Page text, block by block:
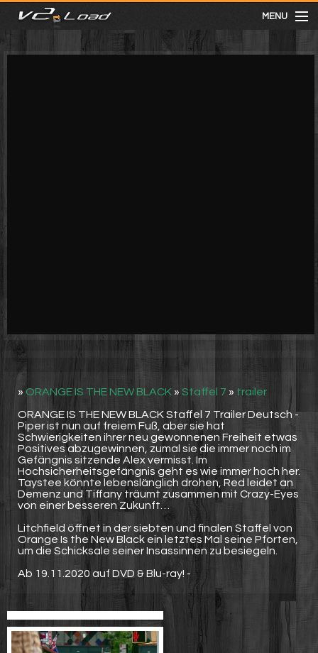
MENU
meist gesehen
» ORANGE IS THE NEW BLACK » Staffel 7 » trailer
ORANGE IS THE NEW BLACK Staffel 7 Trailer Deutsch -
Piper ist nun auf freiem Fuß, aber sie hat
Schwierigkeiten ihrer neu gewonnenen Freiheit etwas
Positives abzugewinnen, zumal sie die immer noch im
Gefängnis sitzende Alex vermisst. Im
Hochsicherheitsgefängnis geht es wie immer hoch her.
Taystee könnte lebenslänglich drohen, Red leidet an
Demenz und Tiffany träumt zusammen mit Crazy-Eyes
von einer besseren Zukunft…
Litchfield öffnet in der siebten und finalen Staffel von
Orange Is the New Black ein letztes Mal seine Pforten,
um die Schicksale seiner Insassinnen zu besiegeln.
Ab 19.11.2020 auf DVD & Blu-ray! -